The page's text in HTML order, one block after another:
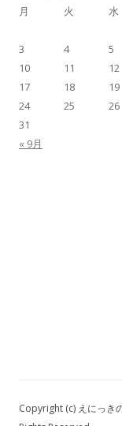
月
火 水
« 9月
3
4 5
10
11 12
17
18 19
24
25 26
31
Copyright (c) えにっき